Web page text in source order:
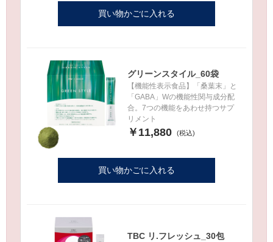
買い物かごに入れる
グリーンスタイル_60袋
【機能性表示食品】「桑葉末」と
「GABA」Wの機能性関与成分配
合。7つの機能をあわせ持つサプ
リメント
￥11,880
買い物かごに入れる
TBC リ.フレッシュ_30包